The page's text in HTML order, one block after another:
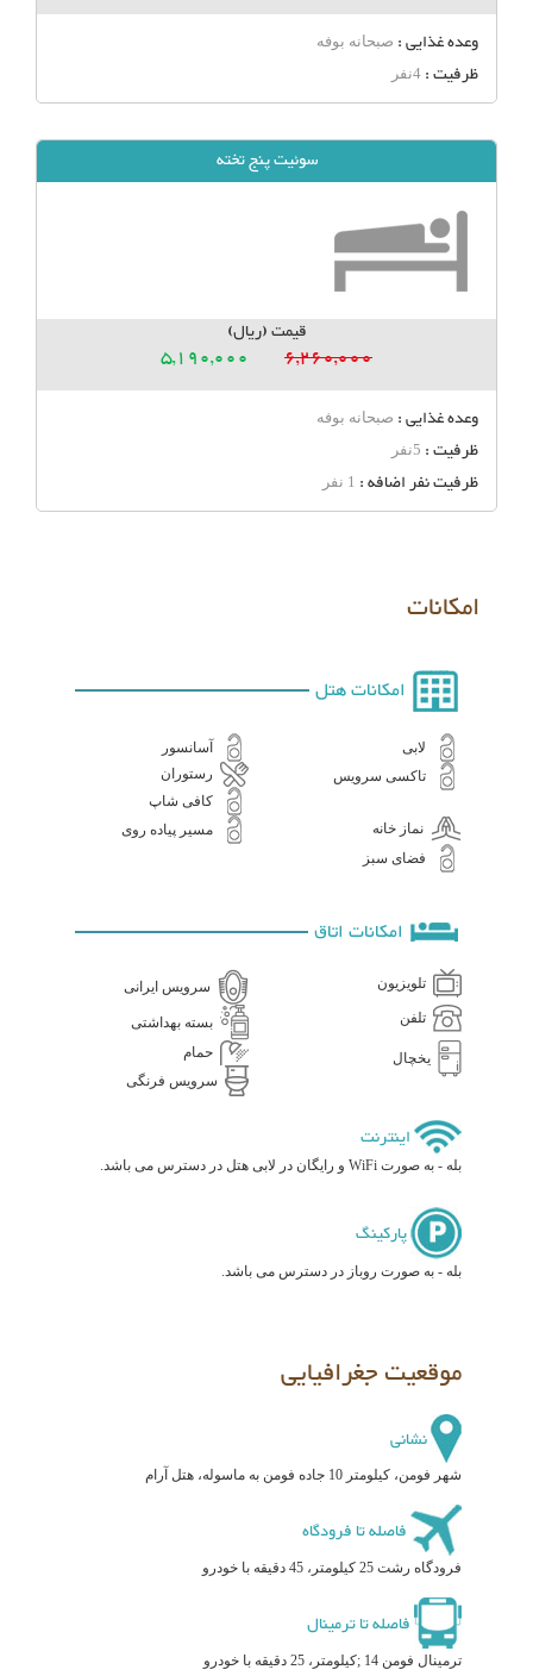
وعده غذایی : صبحانه بوفه
ظرفیت : 4نفر
سوئیت پنج تخته
قیمت (ریال)
6,260,000
5,190,000
وعده غذایی : صبحانه بوفه
ظرفیت : 5نفر
ظرفیت نفر اضافه : 1 نفر
امکانات
امکانات هتل
لابی
آسانسور
تاکسی سرویس
رستوران
کافی شاپ
نماز خانه
مسیر پیاده روی
فضای سبز
امکانات اتاق
تلویزیون
سرویس ایرانی
تلفن
بسته بهداشتی
یخچال
حمام
سرویس فرنگی
اینترنت
بله - به صورت WiFi و رایگان در لابی هتل در دسترس می باشد.
پارکینگ
بله - به صورت روباز در دسترس می باشد.
موقعیت جغرافیایی
نشانی
شهر فومن، کیلومتر 10 جاده فومن به ماسوله، هتل آرام
فاصله تا فرودگاه
فرودگاه رشت 25 کیلومتر، 45 دقیقه با خودرو
فاصله تا ترمینال
ترمینال فومن 14 ;کیلومتر، 25 دقیقه با خودرو